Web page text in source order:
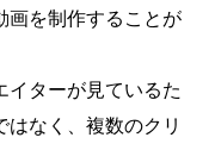
画を制作することが
イターが見ているた
なく、複数のクリ